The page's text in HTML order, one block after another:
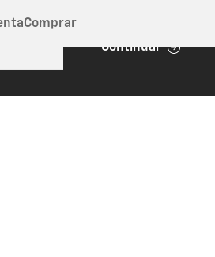
Continuar
Comprar